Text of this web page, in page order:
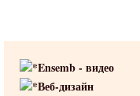
Ensemb - видео
Веб-дизайн